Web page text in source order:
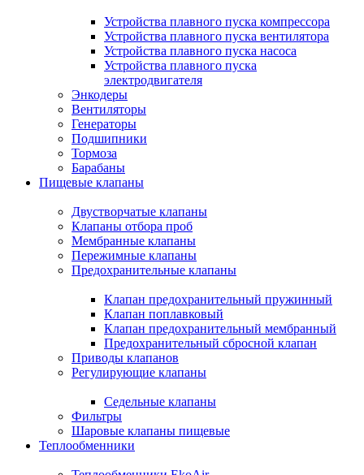
Устройства плавного пуска компрессора
Устройства плавного пуска вентилятора
Устройства плавного пуска насоса
Устройства плавного пуска
электродвигателя
Энкодеры
Вентиляторы
Генераторы
Подшипники
Тормоза
Барабаны
Пищевые клапаны
Двустворчатые клапаны
Клапаны отбора проб
Мембранные клапаны
Пережимные клапаны
Предохранительные клапаны
Клапан предохранительный пружинный
Клапан поплавковый
Клапан предохранительный мембранный
Предохранительный сбросной клапан
Приводы клапанов
Регулирующие клапаны
Седельные клапаны
Фильтры
Шаровые клапаны пищевые
Теплообменники